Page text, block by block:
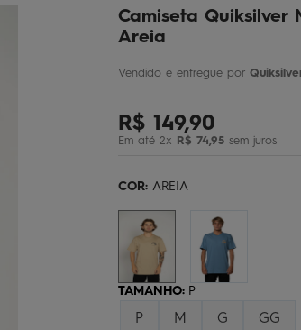
Camiseta Quiksilver
Areia
R$ 149,90
Em até 2x R$ 74,95sem juros
COR: AREIA
TAMANHO: P
P M G GG